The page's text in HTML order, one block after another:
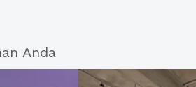
Anda